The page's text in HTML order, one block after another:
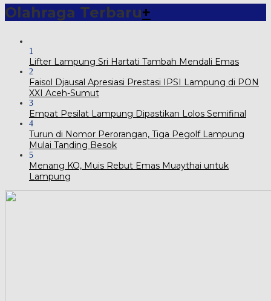
Olahraga Terbaru+
1
Lifter Lampung Sri Hartati Tambah Mendali Emas
2
Faisol Djausal Apresiasi Prestasi IPSI Lampung di PON
XXI Aceh-Sumut
3
Empat Pesilat Lampung Dipastikan Lolos Semifinal
4
Turun di Nomor Perorangan, Tiga Pegolf Lampung
Mulai Tanding Besok
5
Menang KO, Muis Rebut Emas Muaythai untuk
Lampung